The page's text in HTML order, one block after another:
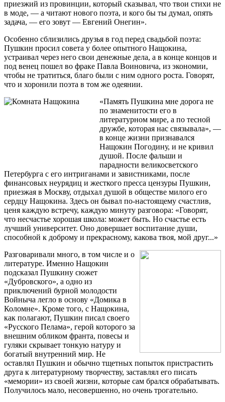
приезжий из провинции, который сказывал, что твои стихи не
в моде, — а читают нового поэта, и кого бы ты думал, опять
задача, — его зовут — Евгений Онегин».
Особенно сблизились друзья в год перед свадьбой поэта:
Пушкин просил совета у более опытного Нащокина,
устраивал через него свои денежные дела, а в конце концов и
под венец пошел во фраке Павла Воиновича, из экономии,
чтобы не тратиться, благо были с ним одного роста. Говорят,
что и хоронили поэта в том же одеянии.
«Память Пушкина мне дорога не
по знаменитости его в
литературном мире, а по тесной
дружбе, которая нас связывала», —
в конце жизни признавался
Нащокин Погодину, и не кривил
душой. После фальши и
парадности великосветского
Петербурга с его интриганами и завистниками, после
финансовых неурядиц и жесткого пресса цензуры Пушкин,
приезжая в Москву, отдыхал душой в обществе милого его
сердцу Нащокина. Здесь он бывал по-настоящему счастлив,
ценя каждую встречу, каждую минуту разговора: «Говорят,
что несчастье хорошая школа: может быть. Но счастье есть
лучший университет. Оно довершает воспитание души,
способной к доброму и прекрасному, какова твоя, мой друг...»
Разговаривали много, в том числе и о
литературе. Именно Нащокин
подсказал Пушкину сюжет
«Дубровского», а одно из
приключений бурной молодости
Войныча легло в основу «Домика в
Коломне». Кроме того, с Нащокина,
как полагают, Пушкин писал своего
«Русского Пелама», герой которого за
внешним обликом франта, повесы и
гуляки скрывает тонкую натуру и
богатый внутренний мир. Не
оставлял Пушкин и обычно тщетных попыток пристрастить
друга к литературному творчеству, заставлял его писать
«мемории» из своей жизни, которые сам брался обрабатывать.
Получилось мало, несовершенно, но очень трогательно.